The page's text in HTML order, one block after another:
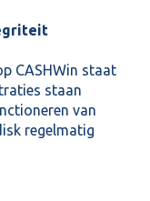
CASHWin staat
staan
van
regelmatig